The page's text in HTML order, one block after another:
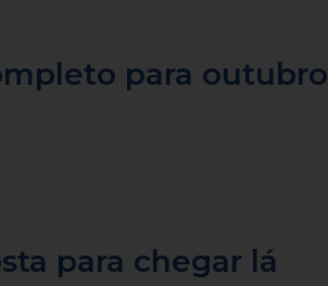
para outubro
para chegar lá